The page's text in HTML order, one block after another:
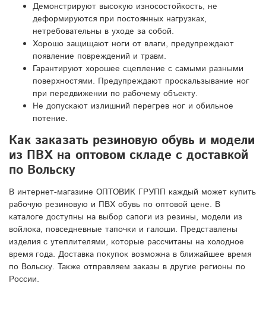
Демонстрируют высокую износостойкость, не
деформируются при постоянных нагрузках,
нетребовательны в уходе за собой.
Хорошо защищают ноги от влаги, предупреждают
появление повреждений и травм.
Гарантируют хорошее сцепление с самыми разными
поверхностями. Предупреждают проскальзывание ног
при передвижении по рабочему объекту.
Не допускают излишний перегрев ног и обильное
потение.
Как заказать резиновую обувь и модели
из ПВХ на оптовом складе с доставкой
по Вольску
В интернет-магазине ОПТОВИК ГРУПП каждый может купить
рабочую резиновую и ПВХ обувь по оптовой цене. В
каталоге доступны на выбор сапоги из резины, модели из
войлока, повседневные тапочки и галоши. Представлены
изделия с утеплителями, которые рассчитаны на холодное
время года. Доставка покупок возможна в ближайшее время
по Вольску. Также отправляем заказы в другие регионы по
России.